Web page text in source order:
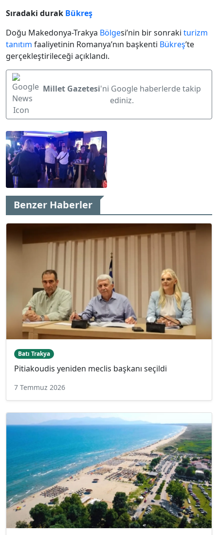
Sıradaki durak Bükreş
Doğu Makedonya-Trakya Bölgesi’nin bir sonraki turizm
tanıtım faaliyetinin Romanya’nın başkenti Bükreş’te
gerçekleştirileceği açıklandı.
Millet Gazetesi'ni Google haberlerde takip
ediniz.
Benzer Haberler
Batı Trakya
Pitiakoudis yeniden meclis başkanı seçildi
7 Temmuz 2026